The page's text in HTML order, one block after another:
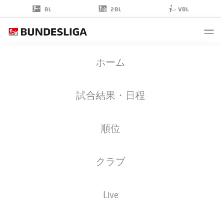
BL 2BL VBL
ホーム
試合結果・日程
順位
クラブ
Live